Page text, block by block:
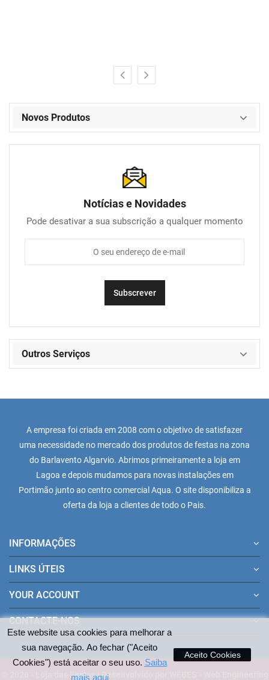
Este website usa cookies para melhorar a
sua navegação. Ao fechar ("Aceito
Cookies") está aceitar o seu uso. Saiba
mais aqui
Aceito Cookies
Novos Produtos
Notícias e Novidades
Pode desativar a sua subscrição a qualquer momento
Outros Serviços
A empresa foi criada em 2008 com o objetivo de satisfazer
uma necessidade no mercado dos produtos de festas na zona
do Barlavento Algarvio. Abrimos primeiramente a loja em
Lagoa e depois mudamos para novas instalações em
Portimão junto ao centro comercial Aqua. O site disponibiliza a
oferta da loja a clientes de todo o Pais.
INFORMAÇÕES
LINKS ÚTEIS
YOUR ACCOUNT
CONTACTE-NOS
© 2026 - Loja das Festas | Desenvolvido por WEBES - Web Engineering